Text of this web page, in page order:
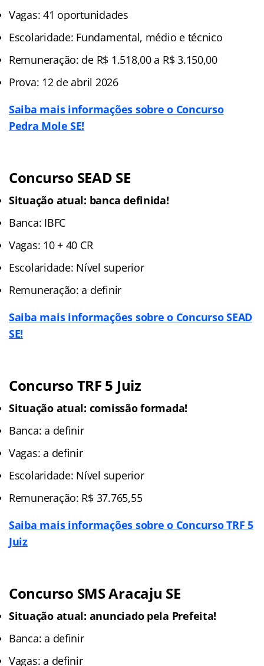
Vagas: 41 oportunidades
Escolaridade: Fundamental, médio e técnico
Remuneração: de R$ 1.518,00 a R$ 3.150,00
Prova: 12 de abril 2026
Saiba mais informações sobre o Concurso
Pedra Mole SE!
Concurso SEAD SE
Situação atual: banca definida!
Banca: IBFC
Vagas: 10 + 40 CR
Escolaridade: Nível superior
Remuneração: a definir
Saiba mais informações sobre o Concurso SEAD
SE!
Concurso TRF 5 Juiz
Situação atual: comissão formada!
Banca: a definir
Vagas: a definir
Escolaridade: Nível superior
Remuneração: R$ 37.765,55
Saiba mais informações sobre o ConcursoTRF 5
Juiz
Concurso SMS Aracaju SE
Situação atual: anunciado pela Prefeita!
Banca: a definir
Vagas: a definir